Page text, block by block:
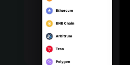
Português (Portugal)
Bahasa Indonesia